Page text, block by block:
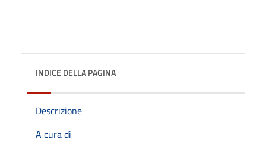
INDICE DELLA PAGINA
Descrizione
A cura di